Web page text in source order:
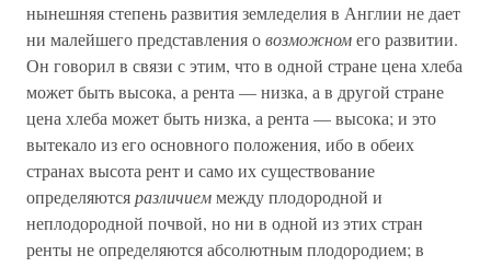
нынешняя степень развития земледелия в Англии не дает
ни малейшего представления овозможномего развитии.
Он говорил в связи с этим, что в одной стране цена хлеба
может быть высока, а рента — низка, а в другой стране
цена хлеба может быть низка, а рента — высока; и это
вытекало из его основного положения, ибо в обеих
странах высота рент и само их существование
определяютсяразличиеммежду плодородной и
неплодородной почвой, но ни в одной из этих стран
ренты не определяются абсолютным плодородием; в